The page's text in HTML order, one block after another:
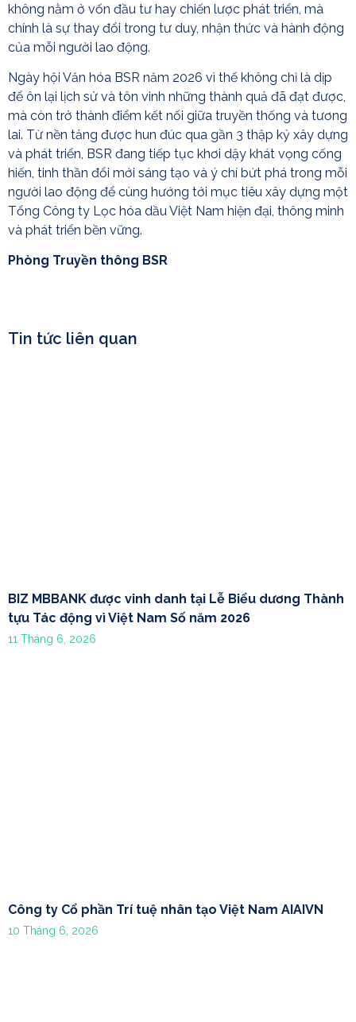
không nằm ở vốn đầu tư hay chiến lược phát triển, mà
chính là sự thay đổi trong tư duy, nhận thức và hành động
của mỗi người lao động.
Ngày hội Văn hóa BSR năm 2026 vì thế không chỉ là dịp
để ôn lại lịch sử và tôn vinh những thành quả đã đạt được,
mà còn trở thành điểm kết nối giữa truyền thống và tương
lai. Từ nền tảng được hun đúc qua gần 3 thập kỷ xây dựng
và phát triển, BSR đang tiếp tục khơi dậy khát vọng cống
hiến, tinh thần đổi mới sáng tạo và ý chí bứt phá trong mỗi
người lao động để cùng hướng tới mục tiêu xây dựng một
Tổng Công ty Lọc hóa dầu Việt Nam hiện đại, thông minh
và phát triển bền vững.
Phòng Truyền thông BSR
Tin tức liên quan
BIZ MBBANK được vinh danh tại Lễ Biểu dương Thành
tựu Tác động vì Việt Nam Số năm 2026
11 Tháng 6, 2026
Công ty Cổ phần Trí tuệ nhân tạo Việt Nam AIAIVN
10 Tháng 6, 2026